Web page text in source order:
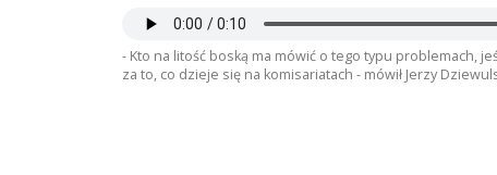
- Kto na litość boską ma mówić o tego typu problemach,
za to, co dzieje się na komisariatach - mówił Jerzy
nie było, że to anonim.
s. olsztyn 2014-03-03, godz. 20:33